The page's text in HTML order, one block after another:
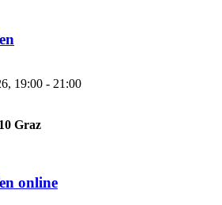
19:00 - 21:00
Graz
online